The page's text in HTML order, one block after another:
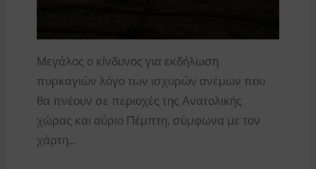
Μεγάλος ο κίνδυνος για εκδήλωση
πυρκαγιών λόγο των ισχυρών ανέμων που
θα πνέουν σε περιοχές της Ανατολικής
χώρας και αύριο Πέμπτη, σύμφωνα με τον
χάρτη…